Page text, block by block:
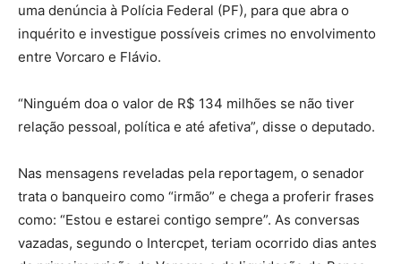
uma denúncia à Polícia Federal (PF), para que abra o
inquérito e investigue possíveis crimes no envolvimento
entre Vorcaro e Flávio.
“Ninguém doa o valor de R$ 134 milhões se não tiver
relação pessoal, política e até afetiva”, disse o deputado.
Nas mensagens reveladas pela reportagem, o senador
trata o banqueiro como “irmão” e chega a proferir frases
como: “Estou e estarei contigo sempre”. As conversas
vazadas, segundo o Intercpet, teriam ocorrido dias antes